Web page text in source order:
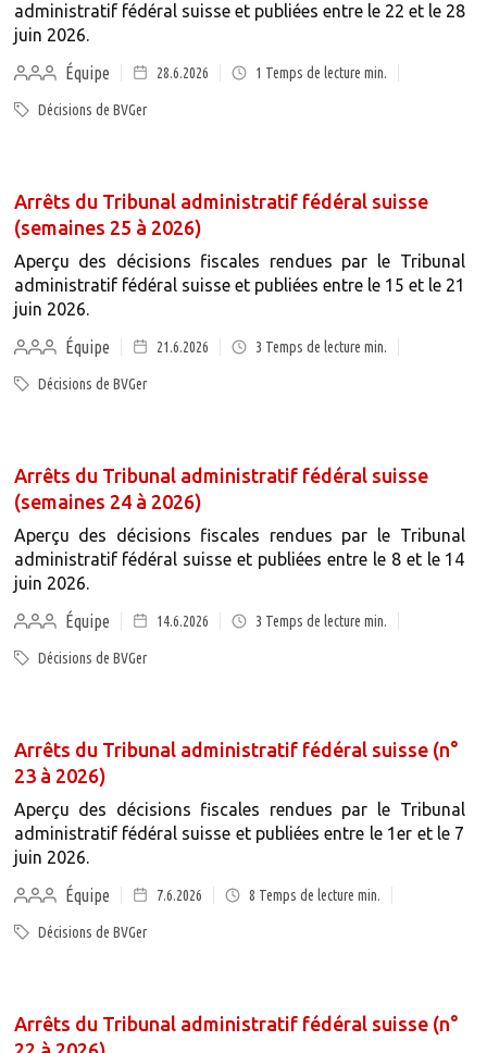
administratif fédéral suisse et publiées entre le 22 et le 28
juin 2026.
Équipe
28.6.2026 1 Temps de lecture min.
Décisions de BVGer
Arrêts du Tribunal administratif fédéral suisse
(semaines 25 à 2026)
Aperçu des décisions fiscales rendues par le Tribunal
administratif fédéral suisse et publiées entre le 15 et le 21
juin 2026.
Équipe
21.6.2026 3 Temps de lecture min.
Décisions de BVGer
Arrêts du Tribunal administratif fédéral suisse
(semaines 24 à 2026)
Aperçu des décisions fiscales rendues par le Tribunal
administratif fédéral suisse et publiées entre le 8 et le 14
juin 2026.
Équipe
14.6.2026 3 Temps de lecture min.
Décisions de BVGer
Arrêts du Tribunal administratif fédéral suisse (n°
23 à 2026)
Aperçu des décisions fiscales rendues par le Tribunal
administratif fédéral suisse et publiées entre le 1er et le 7
juin 2026.
Équipe
7.6.2026 8 Temps de lecture min.
Décisions de BVGer
Arrêts du Tribunal administratif fédéral suisse (n°